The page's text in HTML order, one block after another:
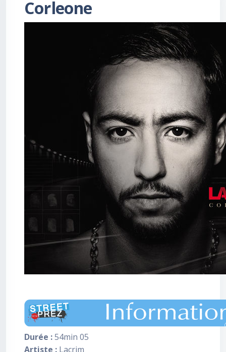
Corleone
Durée :54min 05
Artiste : Lacrim